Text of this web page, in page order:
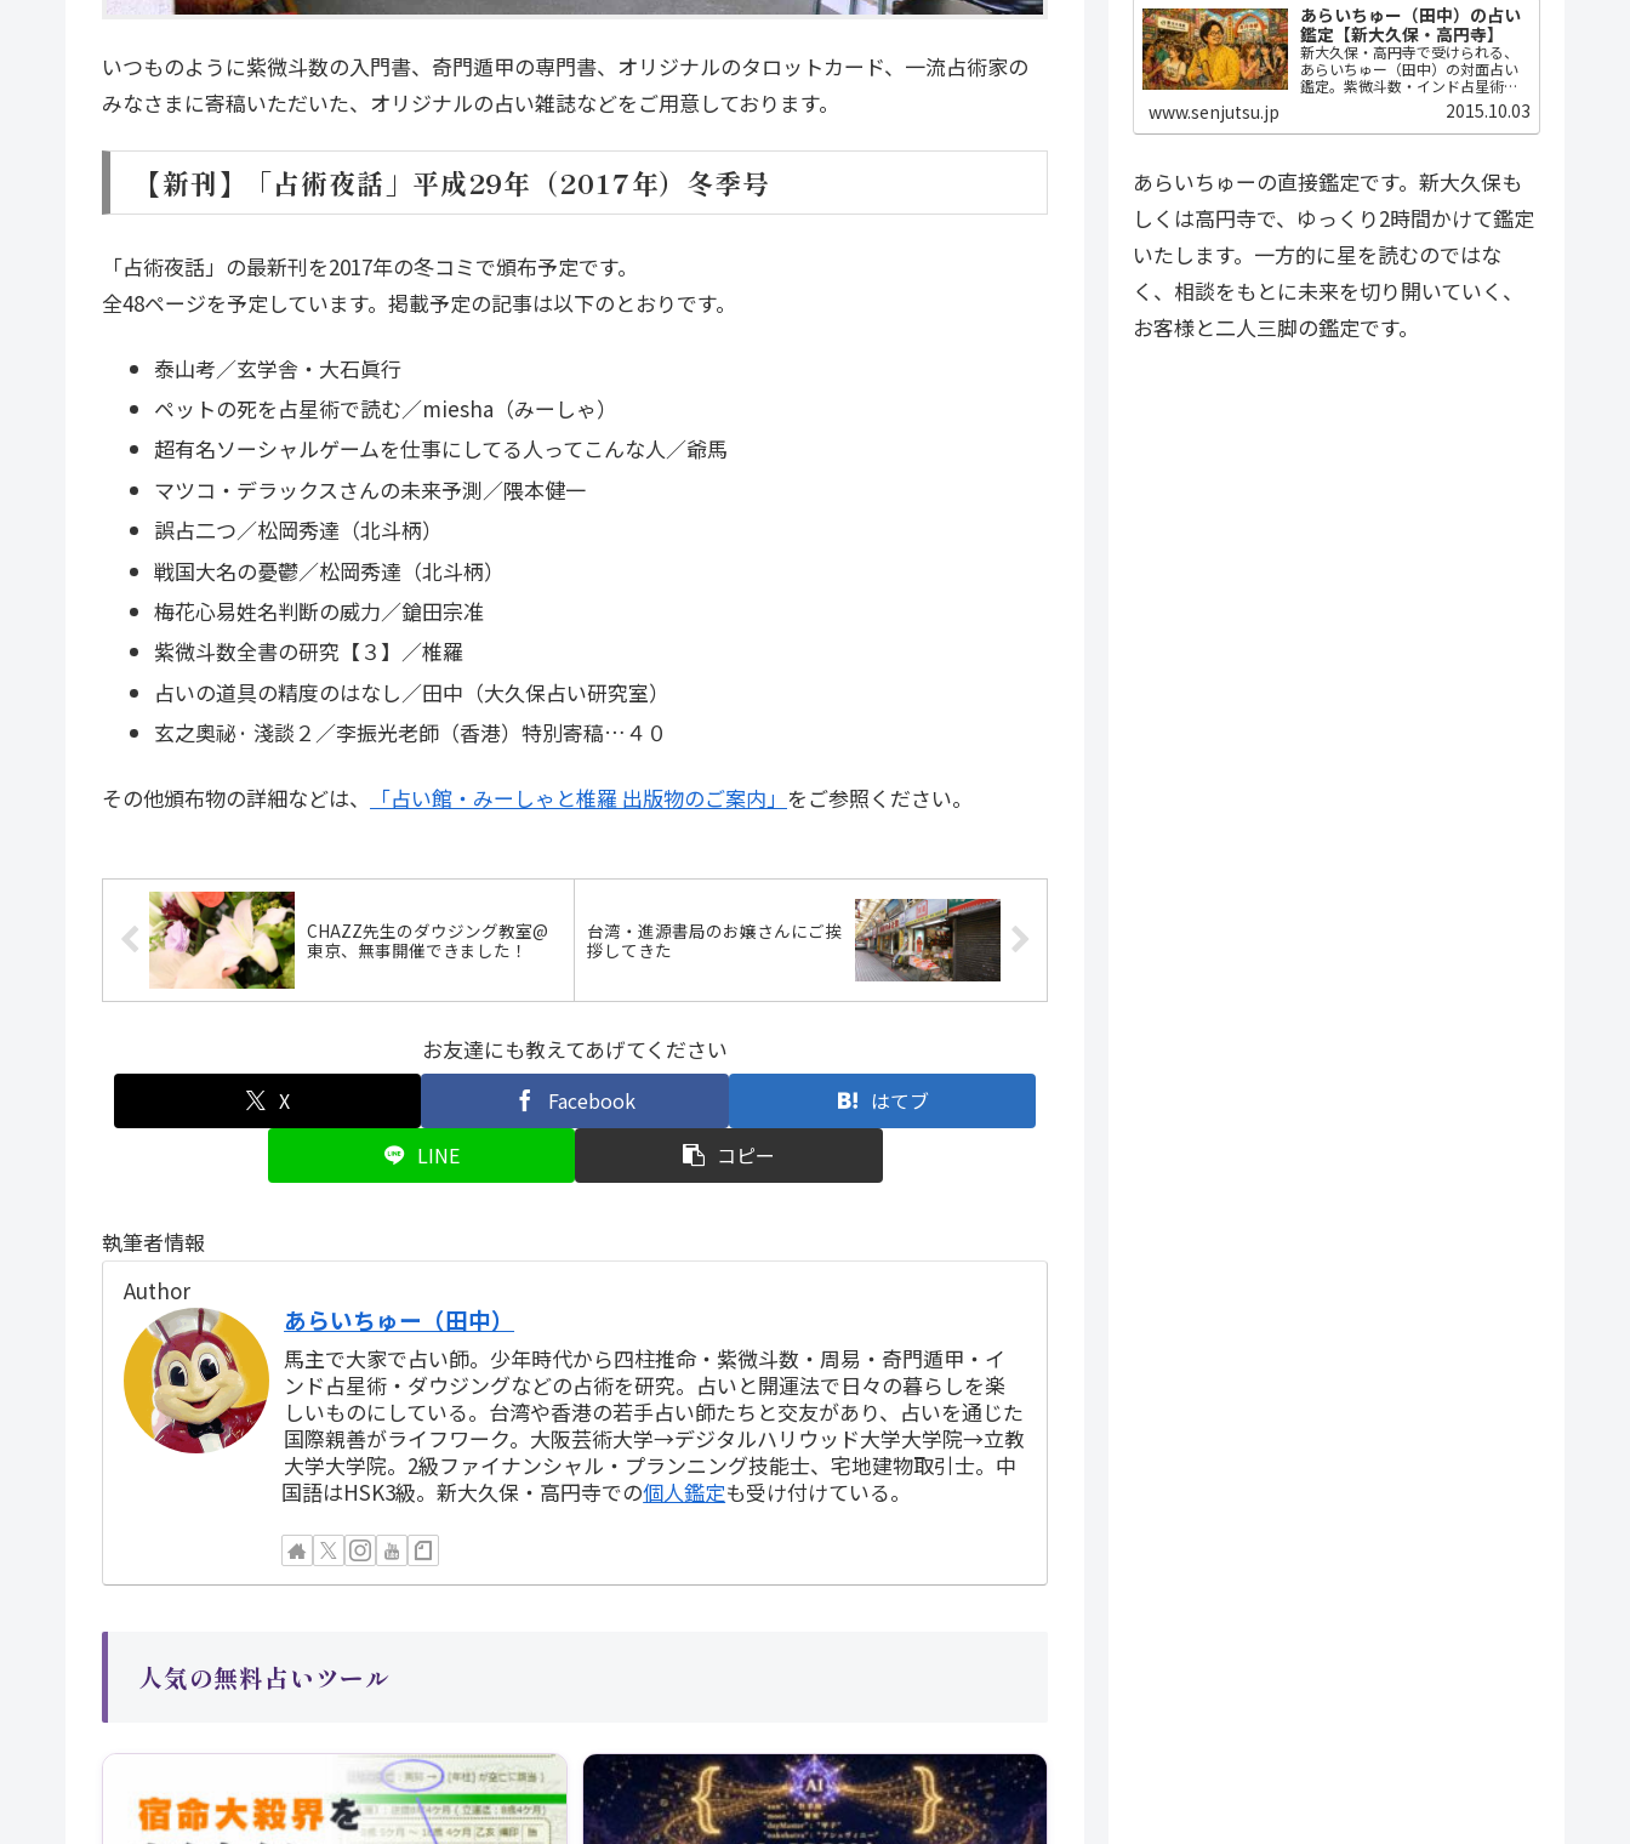
いつものように紫微斗数の入門書、奇門遁甲の専門書、オリジナルのタロットカード、一流占術家の
みなさまに寄稿いただいた、オリジナルの占い雑誌などをご用意しております。
【新刊】「占術夜話」平成29年（2017年）冬季号
「占術夜話」の最新刊を2017年の冬コミで頒布予定です。
全48ページを予定しています。掲載予定の記事は以下のとおりです。
泰山考／玄学舎・大石眞行
ペットの死を占星術で読む／miesha（みーしゃ）
超有名ソーシャルゲームを仕事にしてる人ってこんな人／爺馬
マツコ・デラックスさんの未来予測／隈本健一
誤占二つ／松岡秀達（北斗柄）
戦国大名の憂鬱／松岡秀達（北斗柄）
梅花心易姓名判断の威力／鎗田宗准
紫微斗数全書の研究【３】／椎羅
占いの道具の精度のはなし／田中（大久保占い研究室）
玄之奧祕· 淺談２／李振光老師（香港）特別寄稿…４０
その他頒布物の詳細などは、 「占い館・みーしゃと椎羅 出版物のご案内」 をご参照ください。
CHAZZ先生のダウジング教室@
東京、無事開催できました！
台湾・進源書局のお嬢さんにご挨
拶してきた
お友達にも教えてあげてください
X Facebook
はてブ
LINE
コピー
執筆者情報
Author
あらいちゅー（田中）
馬主で大家で占い師。少年時代から四柱推命・紫微斗数・周易・奇門遁甲・イ
ンド占星術・ダウジングなどの占術を研究。占いと開運法で日々の暮らしを楽
しいものにしている。台湾や香港の若手占い師たちと交友があり、占いを通じた
国際親善がライフワーク。大阪芸術大学→デジタルハリウッド大学大学院→立教
大学大学院。2級ファイナンシャル・プランニング技能士、宅地建物取引士。中
国語はHSK3級。新大久保・高円寺での個人鑑定も受け付けている。
人気の無料占いツール
あらいちゅー（田中）の占い
鑑定【新大久保・高円寺】
新大久保・高円寺で受けられる、
あらいちゅー（田中）の対面占い
鑑定。紫微斗数・インド占星術・
ダウジングで2時間かけてじっくり
占い、開運指導までセット。
MBA・FP・宅建士の実務知識に基
す。
www.senjutsu.jp 2015.10.03
あらいちゅーの直接鑑定です。新大久保も
しくは高円寺で、ゆっくり2時間かけて鑑定
いたします。一方的に星を読むのではな
く、相談をもとに未来を切り開いていく、
お客様と二人三脚の鑑定です。